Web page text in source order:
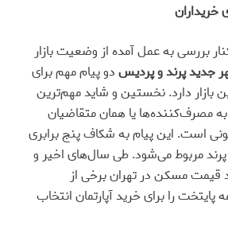
خریداران
بررسی به عمل آمده از وضعیت بازار
جدید پرند و پردیسدو پیام مهم برای
بازار دارد. نخستین و شاید مهم‌ترین
مصرف‌‌کننده‌ها یا همان متقاضیان
است. این پیام به شکاف پنج برابری
مربوط می‌شود. طی سال‌های اخیر و
مسکن در تهران برخی از
را برای خرید آپارتمان انتخاب